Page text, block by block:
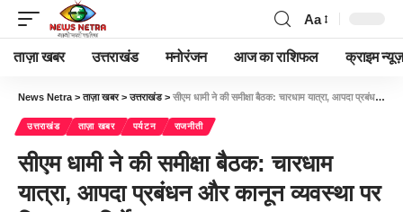
Aa
ताज़ा खबर उत्तराखंड मनोरंजन आज का राशिफल क्राइम न्यूज़
News Netra >ताज़ा खबर>उत्तराखंड> सीएम धामी ने की समीक्षा बैठक: चारधाम यात्रा, आपदा प्रबंधन और कानून व्यवस्था पर दिए सख्त निर्देश-Newsnetra
उत्तराखंड ताज़ा खबर पर्यटन राजनीती
सीएम धामी ने की समीक्षा बैठक: चारधाम
यात्रा, आपदा प्रबंधन और कानून व्यवस्था पर